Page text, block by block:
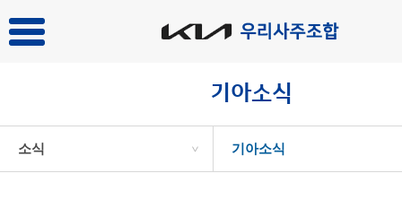
기아소식
소식 > 기아소식